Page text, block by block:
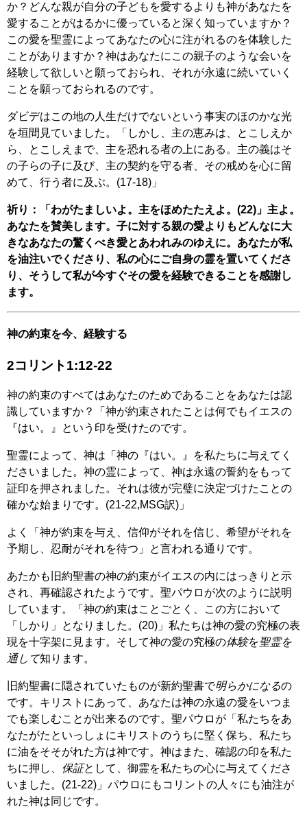
か？どんな親が自分の子どもを愛するよりも神があなたを
愛することがはるかに優っていると深く知っていますか？
この愛を聖霊によってあなたの心に注がれるのを体験した
ことがありますか？神はあなたにこの親子のような会いを
経験して欲しいと願っておられ、それが永遠に続いていく
ことを願っておられるのです。
ダビデはこの地の人生だけでないという事実のほのかな光
を垣間見ていました。「しかし、主の恵みは、とこしえか
ら、とこしえまで、主を恐れる者の上にある。主の義はそ
の子らの子に及び、主の契約を守る者、その戒めを心に留
めて、行う者に及ぶ。(17-18)」
祈り：「わがたましいよ。主をほめたたえよ。(22)」主よ。
あなたを賛美します。子に対する親の愛よりもどんなに大
きなあなたの驚くべき愛とあわれみのゆえに。あなたが私
を油注いでくださり、私の心にご自身の霊を置いてくださ
り、そうして私が今すぐその愛を経験できることを感謝し
ます。
神の約束を今、経験する
2コリント1:12-22
神の約束のすべてはあなたのためであることをあなたは認
識していますか？「神が約束されたことは何でもイエスの
『はい。』という印を受けたのです。
聖霊によって、神は「神の『はい。』を私たちに与えてく
ださいました。神の霊によって、神は永遠の誓約をもって
証印を押されました。それは彼が完璧に決定づけたことの
確かな始まりです。(21-22,MSG訳)」
よく「神が約束を与え、信仰がそれを信じ、希望がそれを
予期し、忍耐がそれを待つ」と言われる通りです。
あたかも旧約聖書の神の約束がイエスの内にはっきりと示
され、再確認されたようです。聖パウロが次のように説明
しています。「神の約束はことごとく、この方において
「しかり」となりました。(20)」私たちは神の愛の究極の表
現を十字架に見ます。そして神の愛の究極の体験を聖霊を
通して知ります。
旧約聖書に隠されていたものが新約聖書で明らかになるの
です。キリストにあって、あなたは神の永遠の愛をいつま
でも楽しむことが出来るのです。聖パウロが「私たちをあ
なたがたといっしょにキリストのうちに堅く保ち、私たち
に油をそそがれた方は神です。神はまた、確認の印を私た
ちに押し、 保証として、御霊を私たちの心に与えてくださ
いました。(21-22)」パウロにもコリントの人々にも油注が
れた神は同じです。